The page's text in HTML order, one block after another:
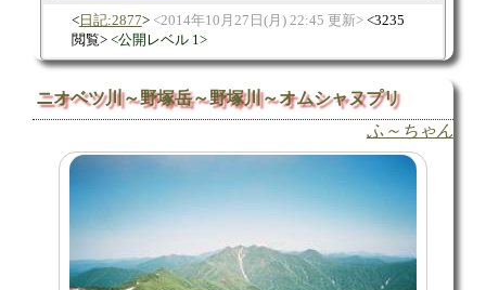
日記:2877 2014年10月27日(月) 22:45 更新
3235
閲覧
公開レベル 1
ニオベツ川～野塚岳～野塚川～オムシャヌプリ
ふ～ちゃん